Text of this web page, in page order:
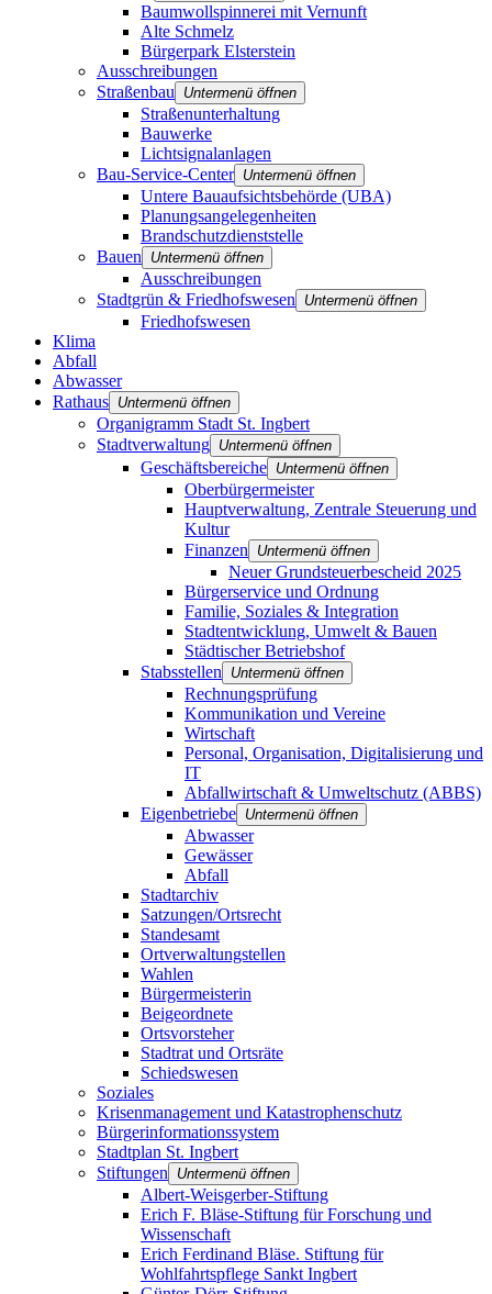
Baumwollspinnerei mit Vernunft
Alte Schmelz
Bürgerpark Elsterstein
Ausschreibungen
Straßenbau
Untermenü öffnen
Straßenunterhaltung
Bauwerke
Lichtsignalanlagen
Bau-Service-Center Untermenü öffnen
Untere Bauaufsichtsbehörde (UBA)
Planungsangelegenheiten
Brandschutz­dienststelle
Bauen
Untermenü öffnen
Ausschreibungen
Stadtgrün & Friedhofswesen
Untermenü öffnen
Friedhofswesen
Klima
Abfall
Abwasser
Rathaus Untermenü öffnen
Organigramm Stadt St. Ingbert
Stadtverwaltung Untermenü öffnen
Geschäftsbereiche Untermenü öffnen
Oberbürgermeister
Hauptverwaltung, Zentrale Steuerung und
Kultur
Finanzen
Untermenü öffnen
Neuer Grundsteuerbescheid 2025
Bürgerservice und Ordnung
Familie, Soziales & Integration
Stadtentwicklung, Umwelt & Bauen
Städtischer Betriebshof
Stabsstellen
Untermenü öffnen
Rechnungsprüfung
Kommunikation und Vereine
Wirtschaft
Personal, Organisation, Digitalisierung und
IT
Abfallwirtschaft & Umweltschutz (ABBS)
Eigenbetriebe Untermenü öffnen
Abwasser
Gewässer
Abfall
Stadtarchiv
Satzungen/Ortsrecht
Standesamt
Ortverwaltungstellen
Wahlen
Bürgermeisterin
Beigeordnete
Ortsvorsteher
Stadtrat und Ortsräte
Schiedswesen
Soziales
Krisenmanagement und Katastrophenschutz
Bürgerinformationssystem
Stadtplan St. Ingbert
Stiftungen
Untermenü öffnen
Albert-Weisgerber-Stiftung
Erich F. Bläse-Stiftung für Forschung und
Wissenschaft
Erich Ferdinand Bläse. Stiftung für
Wohlfahrtspflege Sankt Ingbert